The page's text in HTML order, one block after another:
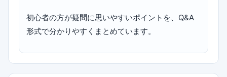
初心者の方が疑問に思いやすいポイントを、Q&A
形式で分かりやすくまとめています。